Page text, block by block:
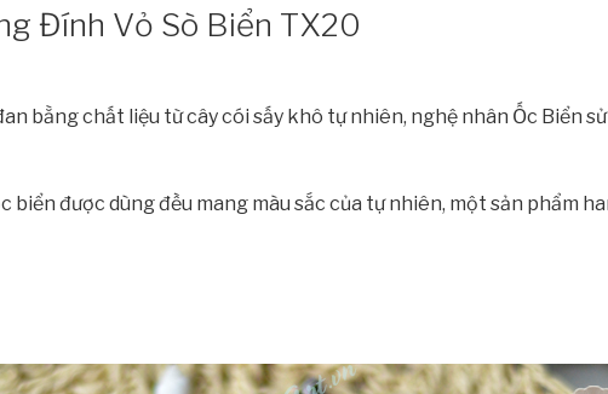
Đính Vỏ Sò Biển TX20
bằng chất liệu từ cây cói sấy khô tự nhiên, nghệ nhân Ốc Biển
biển được dùng đều mang màu sắc của tự nhiên, một sản phẩm